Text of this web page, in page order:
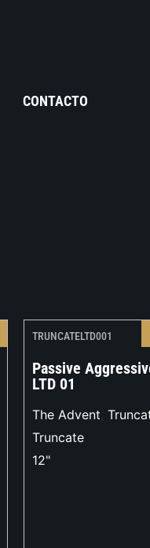
CONTACTO
TRUNCATELTD001
Passive
LTD 01
The Advent,
Truncate
12"